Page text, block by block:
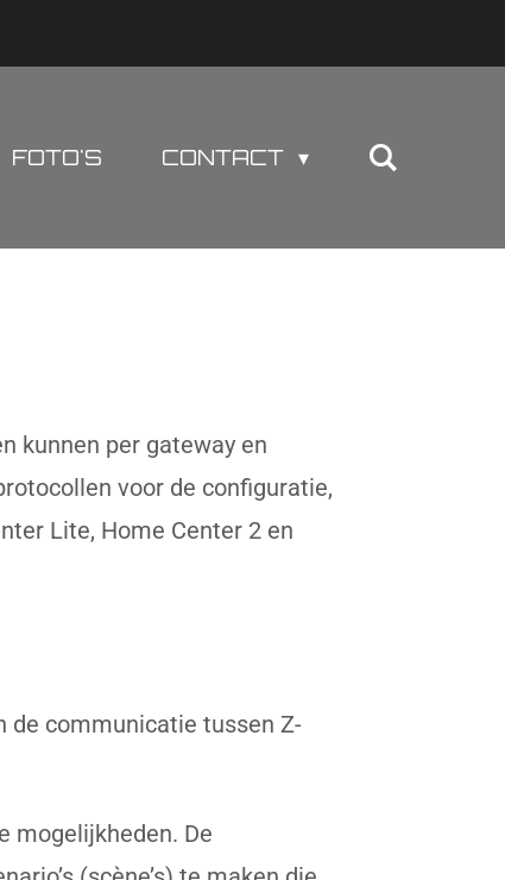
FOTO'S CONTACT
kunnen per gateway en
voor de configuratie,
Lite, Home Center 2 en
de communicatie tussen Z-
mogelijkheden. De